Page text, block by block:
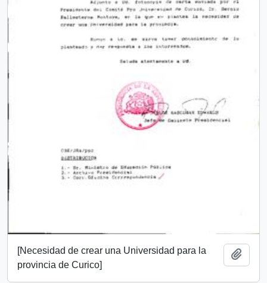
[Necesidad de crear una Universidad para la
provincia de Curico]